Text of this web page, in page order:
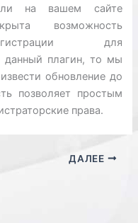
на вашем сайте
возможность
для
данный плагин, то мы
обновление до
позволяет простым
права.
ДАЛЕЕ